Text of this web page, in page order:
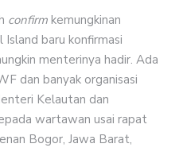
confirm kemungkinan
Island baru konfirmasi
menterinya hadir. Ada
dan banyak organisasi
Kelautan dan
wartawan usai rapat
Bogor, Jawa Barat,